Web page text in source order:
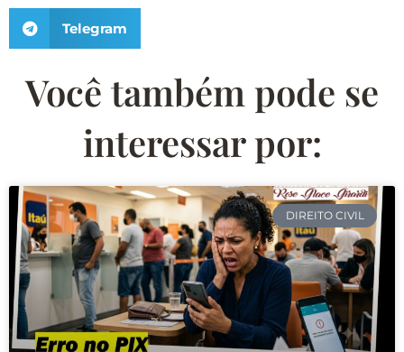
Telegram
Você também pode se
interessar por:
DIREITO CIVIL